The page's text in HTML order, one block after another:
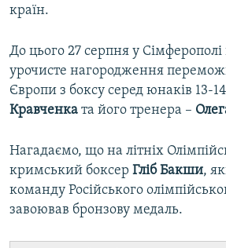
країн.
До цього 27 серпня у Сімферополі
урочисте нагородження
Європи з боксу серед юнаків 13-
Кравченка та його тренера –
Нагадаємо, що на літніх
кримський боксер Гліб Бакши,
команду Російського
завоював бронзову медаль.